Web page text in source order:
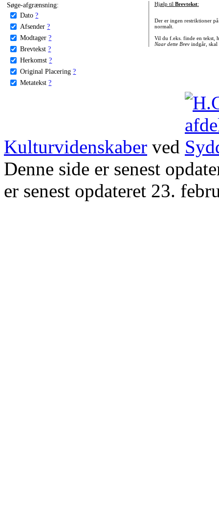
Søge-afgrænsning:
Dato ?
Afsender ?
Modtager ?
Brevtekst ?
Herkomst ?
Original Placering ?
Metatekst ?
Hjælp til Brevtekst:
Der er ingen restriktioner
normalt.
Vil du f.eks. finde en tekst,
Naar dette Brevindgår, skal
Kulturvidenskaber ved
Denne side er senest
er senest opdateret 23.